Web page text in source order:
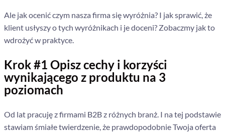
Ale jak ocenić czym nasza firma się wyróżnia? I jak sprawić, że
klient usłyszy o tych wyróżnikach i je doceni? Zobaczmy jak to
wdrożyć w praktyce.
Krok #1 Opisz cechy i korzyści
wynikającego z produktu na 3
poziomach
Od lat pracuję z firmami B2B z różnych branż. I na tej podstawie
stawiam śmiałe twierdzenie, że prawdopodobnie Twoja oferta